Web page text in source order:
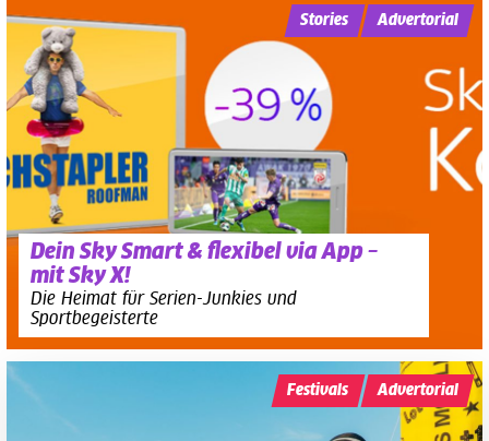
Dein Sky Smart & flexibel via App –
mit Sky X!
Die Heimat für Serien-Junkies und
Sportbegeisterte
Stories Advertorial
Festivals Advertorial